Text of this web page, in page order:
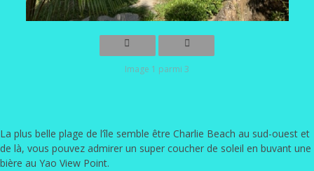
Image 1 parmi 3
La plus belle plage de l’île semble être Charlie Beach au sud-ouest et
de là, vous pouvez admirer un super coucher de soleil en buvant une
bière au Yao View Point.